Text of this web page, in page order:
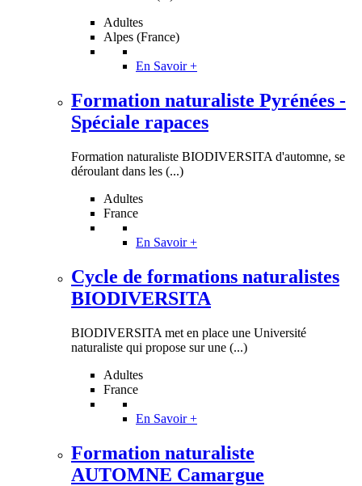
Adultes
Alpes (France)
En Savoir +
Formation naturaliste Pyrénées -
Spéciale rapaces
Formation naturaliste BIODIVERSITA d'automne, se
déroulant dans les (...)
Adultes
France
En Savoir +
Cycle de formations naturalistes
BIODIVERSITA
BIODIVERSITA met en place une Université
naturaliste qui propose sur une (...)
Adultes
France
En Savoir +
Formation naturaliste
AUTOMNE Camargue